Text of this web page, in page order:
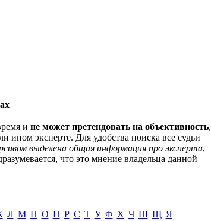
и не может претендовать на объективность,
ином эксперте. Для удобства поиска все судьи
выделена общая информация про эксперта,
что это мнение владельца данной
Л М Н О П Р С Т У Ф Х Ч Ш Щ Я